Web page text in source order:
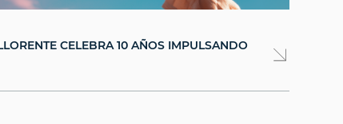
CELEBRA 10 AÑOS IMPULSANDO